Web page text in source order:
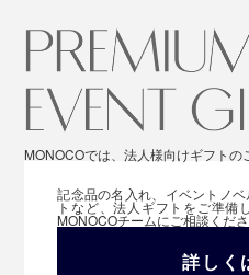
MONOCOでは、法人様向けギフトの
記念品の名入れ、イベントノ
トなど、法人ギフトをご準備
MONOCOチームにご相談くだ
詳しく